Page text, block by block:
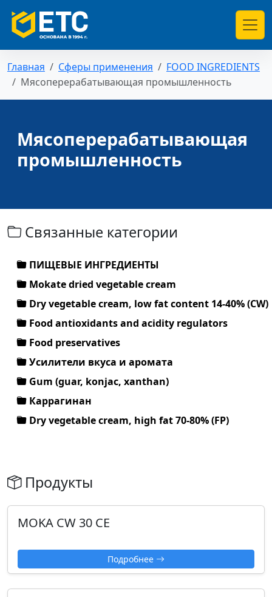
Главная Сферы применения
FOOD INGREDIENTS
Мясоперерабатывающая промышленность
Мясоперерабатывающая
промышленность
Связанные категории
ПИЩЕВЫЕ ИНГРЕДИЕНТЫ
Mokate dried vegetable cream
Dry vegetable cream, low fat content 14-40% (CW)
Food antioxidants and acidity regulators
Food preservatives
Усилители вкуса и аромата
Gum (guar, konjac, xanthan)
Каррагинан
Dry vegetable cream, high fat 70-80% (FP)
Продукты
MOKA CW 30 CE
Подробнее